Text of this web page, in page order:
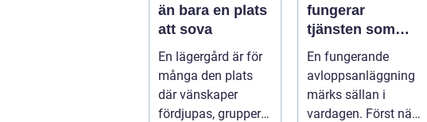
än bara en plats
att sova
En lägergård är för
många den plats
där vänskaper
fördjupas, grupper
fungerar
tjänsten som
skyddar både
hus och miljö
En fungerande
avloppsanläggning
märks sällan i
vardagen. Först när